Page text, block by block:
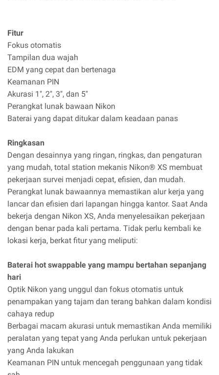
Fitur
Fokus otomatis
Tampilan dua wajah
EDM yang cepat dan bertenaga
Keamanan PIN
Akurasi 1″, 2″, 3″, dan 5″
Perangkat lunak bawaan Nikon
Baterai yang dapat ditukar dalam keadaan panas
Ringkasan
Dengan desainnya yang ringan, ringkas, dan pengaturan
yang mudah, total station mekanis Nikon® XS membuat
pekerjaan survei menjadi cepat, efisien, dan mudah.
Perangkat lunak bawaannya memastikan alur kerja yang
lancar dan efisien dari lapangan hingga kantor. Saat Anda
bekerja dengan Nikon XS, Anda menyelesaikan pekerjaan
dengan benar pada kali pertama. Tidak perlu kembali ke
lokasi kerja, berkat fitur yang meliputi:
Baterai hot swappable yang mampu bertahan sepanjang
hari
Optik Nikon yang unggul dan fokus otomatis untuk
penampakan yang tajam dan terang bahkan dalam kondisi
cahaya redup
Berbagai macam akurasi untuk memastikan Anda memiliki
peralatan yang tepat yang Anda perlukan untuk pekerjaan
yang Anda lakukan
Keamanan PIN untuk mencegah penggunaan yang tidak